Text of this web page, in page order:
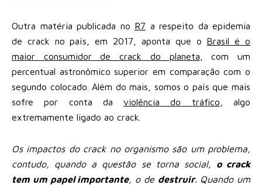
Outra matéria publicada no R7 a respeito da epidemia
de crack no país, em 2017, aponta que o Brasil é o
maior consumidor de crack do planeta , com um
percentual astronômico superior em comparação com o
segundo colocado. Além do mais, somos o país que mais
sofre por conta daviolência do tráfico , algo
extremamente ligado ao crack.
Os impactos do crack no organismo são um problema,
contudo, quando a questão se torna social, o crack
tem um papel importante, o de destruir. Quando um